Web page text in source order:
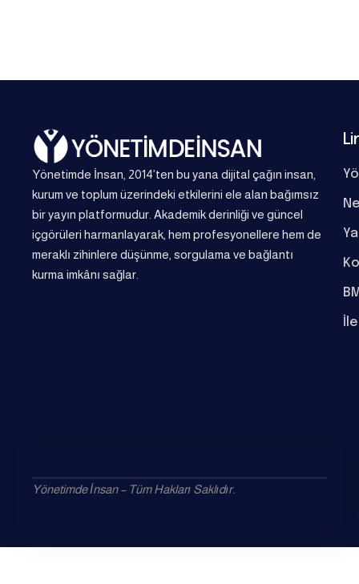
Yönetimde İnsan, 2014’ten bu yana dijital çağın insan,
kurum ve toplum üzerindeki etkilerini ele alan bağımsız
bir yayın platformudur. Akademik derinliği ve güncel
içgörüleri harmanlayarak, hem profesyonellere hem de
meraklı zihinlere düşünme, sorgulama ve bağlantı
kurma imkânı sağlar.
Yönetimde İnsan – Tüm Hakları Saklıdır.